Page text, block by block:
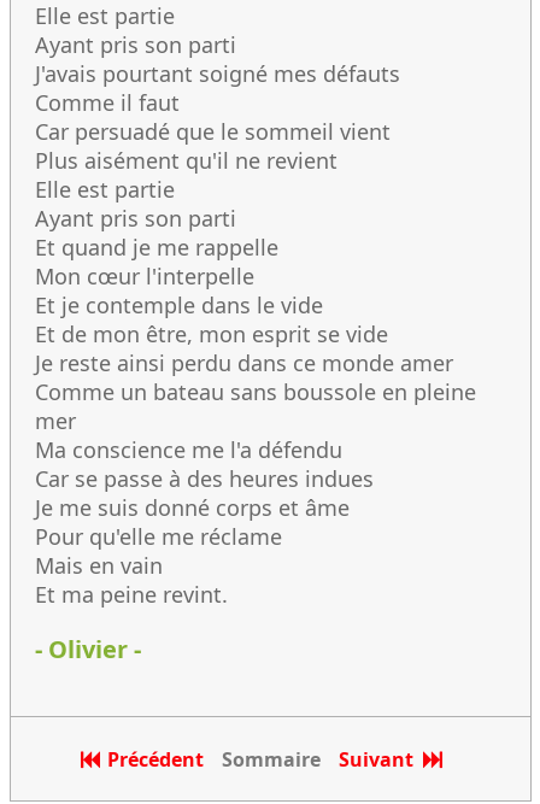
Elle est partie
Ayant pris son parti
J'avais pourtant soigné mes défauts
Comme il faut
Car persuadé que le sommeil vient
Plus aisément qu'il ne revient
Elle est partie
Ayant pris son parti
Et quand je me rappelle
Mon cœur l'interpelle
Et je contemple dans le vide
Et de mon être, mon esprit se vide
Je reste ainsi perdu dans ce monde amer
Comme un bateau sans boussole en pleine
mer
Ma conscience me l'a défendu
Car se passe à des heures indues
Je me suis donné corps et âme
Pour qu'elle me réclame
Mais en vain
Et ma peine revint.
- Olivier -
Précédent Sommaire Suivant